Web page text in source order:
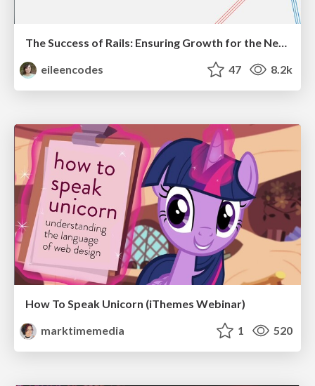
The Success of Rails: Ensuring Growth for the Next 100 Years
eileencodes
47 8.2k
How To Speak Unicorn (iThemes Webinar)
marktimemedia
1 520